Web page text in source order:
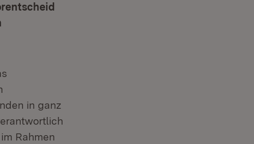
neuem Fenster)
in ganz
Rahmen